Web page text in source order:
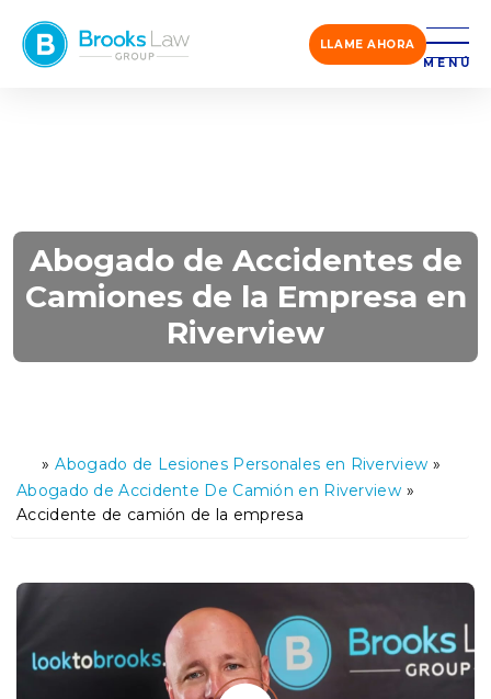
LLAME AHORA
MENÚ
Abogado de Accidentes de
Camiones de la Empresa en
Riverview
ci
o
» Abogado de Lesiones Personales en Riverview »
Abogado de Accidente De Camión en Riverview »
Accidente de camión de la empresa